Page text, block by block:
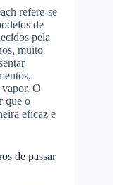
refere-se
de
pela
muito
vapor. O
que o
eficaz e
de passar